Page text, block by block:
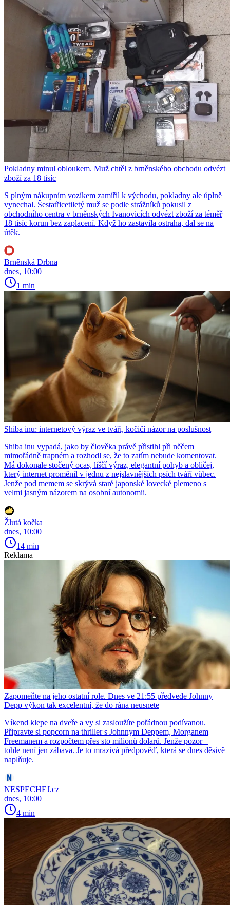
Pokladny minul obloukem. Muž chtěl z brněnského obchodu odvézt
zboží za 18 tisíc
S plným nákupním vozíkem zamířil k východu, pokladny ale úplně
vynechal. Šestatřicetiletý muž se podle strážníků pokusil z
obchodního centra v brněnských Ivanovicích odvézt zboží za téměř
18 tisíc korun bez zaplacení. Když ho zastavila ostraha, dal se na
útěk.
Brněnská Drbna
dnes, 10:00
1 min
Shiba inu: internetový výraz ve tváři, kočičí názor na poslušnost
Shiba inu vypadá, jako by člověka právě přistihl při něčem
mimořádně trapném a rozhodl se, že to zatím nebude komentovat.
Má dokonale stočený ocas, liščí výraz, elegantní pohyb a obličej,
který internet proměnil v jednu z nejslavnějších psích tváří vůbec.
Jenže pod memem se skrývá staré japonské lovecké plemeno s
velmi jasným názorem na osobní autonomii.
Žlutá kočka
dnes, 10:00
14 min
Reklama
Zapomeňte na jeho ostatní role. Dnes ve 21:55 předvede Johnny
Depp výkon tak excelentní, že do rána neusnete
Víkend klepe na dveře a vy si zasloužíte pořádnou podívanou.
Připravte si popcorn na thriller s Johnnym Deppem, Morganem
Freemanem a rozpočtem přes sto milionů dolarů. Jenže pozor –
tohle není jen zábava. Je to mrazivá předpověď, která se dnes děsivě
naplňuje.
NESPECHEJ.cz
dnes, 10:00
4 min